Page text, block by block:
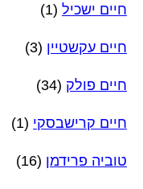
חיים ישכיל (1)
חיים עקשטיין (3)
חיים פולק (34)
חיים קרישבסקי (1)
טוביה פרידמן (16)